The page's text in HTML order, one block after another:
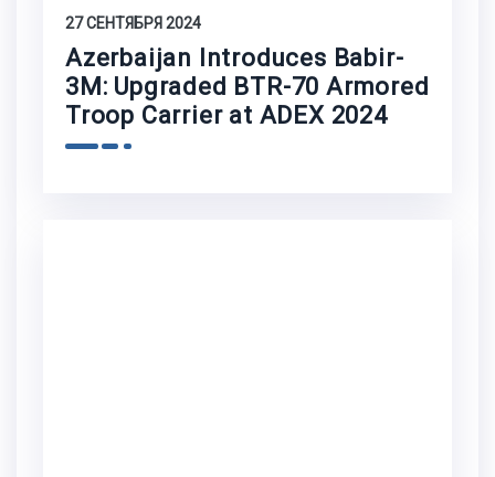
27 СЕНТЯБРЯ 2024
Azerbaijan Introduces Babir-
3M: Upgraded BTR-70 Armored
Troop Carrier at ADEX 2024